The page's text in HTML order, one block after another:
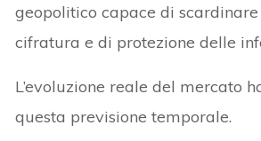
geopolitico capace di
cifratura e di protezione delle
L’evoluzione reale del mercato
questa previsione temporale.